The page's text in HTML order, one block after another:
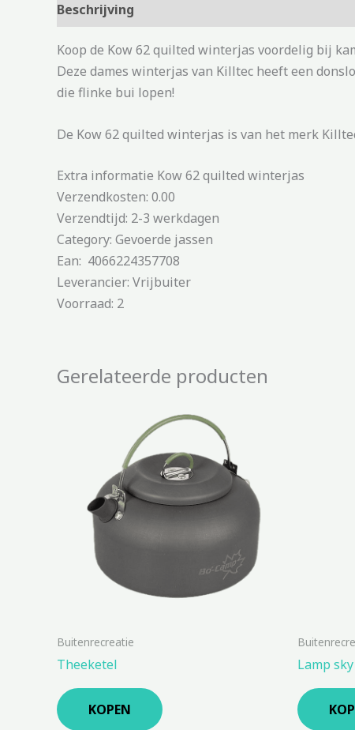
Beschrijving
Koop de Kow 62 quilted winterjas voordelig bij
Deze dames winterjas van Killtec heeft een
die flinke bui lopen!
De Kow 62 quilted winterjas is van het merk
Extra informatie Kow 62 quilted winterjas
Verzendkosten: 0.00
Verzendtijd: 2-3 werkdagen
Category: Gevoerde jassen
Ean: 4066224357708
Leverancier: Vrijbuiter
Voorraad: 2
Gerelateerde producten
Buitenrecreatie
Theeketel
KOPEN
Lamp sky